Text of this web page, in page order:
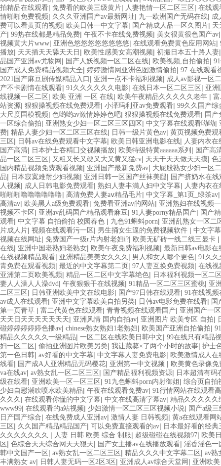
拍精品在线观看| 免费看的欧美三级黄片| 人妻艳情一区二区三区 | 在线观
情啪啪免费视频| 久久久亚洲国产av最新网址| 九一欧洲国产无码在线| 成
费可以看黄页的视频| 欧美日韩一中文字幕| 国产精成人品一区久图片| 天
产| 99热在线都是精品免费| 午夜不卡在线免费视频| 美女很黄很色国产av
视频黄大片www| 亚洲色悠悠悠悠悠悠悠悠| 在线观看免费黄色应用网站|
播放| 天天插天天舔天天日 | 欧美性感美女高潮视频| 初撮日本五十路人妻
品国产亚洲av尤物网 | 国产人妖视频一区二区在线| 欧美视频,自拍偷拍|
国产成人免费精品视频大全| 婷婷激情网亚洲色图激情偷拍| 97 在线观看
2021国产麻豆剧传媒精品入口 | 亚洲一点不卡福利视频| 成人av影视一区
产不卡剧情在线观看| 91久久久久久久电影| 在线日本一区二区三区 | 亚洲
线视频一区二区 | 欧美 亚洲 一区 在线| 欧美午夜精品久久久久久老年 |
站资源| 狠狠操视频在线免费观看| 小泽玛利亚av免费观看| 99久久国产综
大尺度国模视频| 色哟哟av激情婷婷色吧| 狠狠操视频在线免费观看| 国产
一区综合偷拍| 亚洲熟女少妇一区二区三区四区 | 中文字幕在线观看呦呦|
费| 精品人妻少妇一区二区三区在线| 日韩一级片黄色av| 黄页视频免费观
三区 | 日韩av在线免费观看中文字幕| 欧美日韩亚洲电影在线| 人妻内衣在
国产高清| 日本护士吞精囗交视频播放| 欧美特级特黄aaaaaa系列 | 国产高
品一区二区三区 | 又粗又长又硬又大又黄又猛cv| 天天干天天做天天摸| 色
国内精品视频免费观看视频| 亚洲国产最新免费av| 大屁股熟女少妇一区
品| 日本寂寞难耐少妇视频| 亚洲日韩一区国产丝袜美腿| 国产挤奶水在
人视频| 成人日韩电影免费观看| 熟妇人妻丰满人妇中文字幕| 人妻内衣
啪啪啪噜噜噜噜噜噜| 高清免费人妻aⅴ精品毛片| 中文字幕_第1页_绿茶av
高清av| 欧美黑人a级免费观看| 免费看亚洲av的网站| 亚洲熟妇在线视频
视频不卡区 | 亚洲av乱码国产精品观看麻豆| 91人妻porny精品国产| 国产
观看| 中文字幕 自拍偷拍 校园春色 | 九色91蝌蚪porn| 亚洲乱熟女一区二
片成人片| 视频在线观看污一区 | 男生捅女生逼的免费视频软件 | 中文字
视频在线网址| 免费国产一级r片内射老妇i?| 欧美无矿砖一线二线三显卡 |
在线| 亚洲中国老熟妇老熟女| 欧美午夜免费福利视频| 最新日韩av电影在
在线视频精品观看| 亚洲精品美美女久久久 | 男人和女人哪个更色| 91久
青免费在观看视频| 最近的中文字幕第二页 | 97人妻互换免费视频| 在线视
亚洲第二页欧美视频| 精品一区二区中文字幕绝色| 日本福利视频一区二
妻人人澡人人澡dvd| 午夜狠狠干在线视频| 91精品一区二区三区蜜桃| 亚
二区三区 | 日韩亚洲欧美中文在线电影| 国产97日韩在线观看| 91在线视
av成人在线观看| 亚洲中文字幕欧美自拍另类| 日韩av电影免费在线看| 国
第一页青草 | 富二代黄色在线观看| 青青视频在线观看国产| 亚洲国产一
天天日天天天天天天天| 亚洲风情 国内自拍av| 亚洲图片 欧美专区 自拍|
碰婷婷婷婷婷色播av| chinese熟女熟妇1老熟妇| 欧美国产亚洲自拍偷拍|
精品久久久久久一级精品| 一区二区在线欧美日韩中文| 99在线只有精品
妇一区二区 | 偷拍亚洲图片欧美另类| 我让藏獒×了两个小时的故事| 护士
第一色日韩| av好看的中文字幕| 中文字幕人妻免费电影| 欧美激情成人在
线看| 国产成A人亚洲精品无码樱花| 亚洲第一中文视频 | 欧美黄色录像免
va在线av| av熟女乱一区二区三区 | 国产精品福利视频资源| 日本超清有码
级在线看| 亚洲欧美一区一区三区 | 91九色蝌蚪porn内射御姐 | 综合页自拍
少妇自慰潮吹喷水欧美精品| 午夜在线观看免费av| 91行情网站在线观看
久久久 | 在线观看你懂的中文字幕| 中文在线高清字幕av| 精品久久久久久
www99| 在线观看的a站视频| 少妇激情一区二区三区视频小说| 国产a级
日产国产综合| 在线免费成人亚洲av| 激情人妻 日韩视频| 黄a在线观看网
三区 | 久久国产精品精品国产| 可以免费直接观看的av| 日本最好看的经典
久久久久久久久 | 人妻 日韩 欧美 综合 制服| 超级碰碰在线视频97| 欧美
区 | 色综合天天综合网天天狠天| 国产女主播av在线播放观看| 滛香滛色一
韩中文国产一区 | av熟女乱一区二区三区 | 精品久久久中文字幕二区 | av熟
丰满熟女 av| 日韩人妻无码一区2区3区 | 亚洲成人av综合天堂网 | 亚洲欧